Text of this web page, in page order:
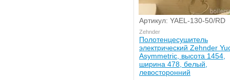
Артикул: YAEL-130-50/RD
Zehnder
Полотенцесушитель
электрический Zehnder
Asymmetric, высота 1454,
ширина 478, белый,
левосторонний